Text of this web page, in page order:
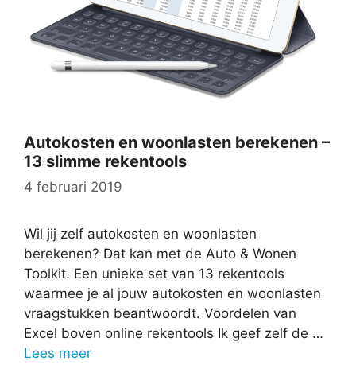
Autokosten en woonlasten berekenen –
13 slimme rekentools
4 februari 2019
Wil jij zelf autokosten en woonlasten
berekenen? Dat kan met de Auto & Wonen
Toolkit. Een unieke set van 13 rekentools
waarmee je al jouw autokosten en woonlasten
vraagstukken beantwoordt. Voordelen van
Excel boven online rekentools Ik geef zelf de …
Lees meer